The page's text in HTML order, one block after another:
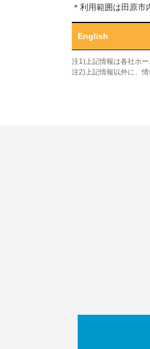
＊利用範囲は田原市
English
注1)上記情報は各社ホ
注2)上記情報以外に、